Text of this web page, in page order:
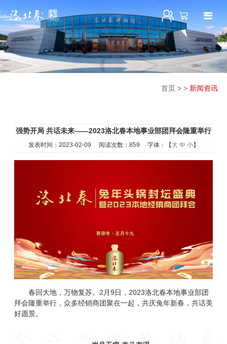
首页 >> 新闻资讯
强势开局 共话未来——2023洛北春本地事业部团拜会隆重举行
发表时间： 2023-02-09 阅读次数： 859 字体：【 大 中 小】
春回大地，万物复苏。2月9日，2023洛北春本地事业部团
拜会隆重举行，众多经销商团聚在一起，共庆兔年新春，共话美
好愿景。